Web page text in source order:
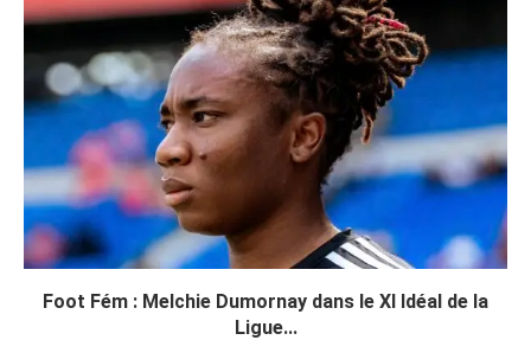
Foot Fém : Melchie Dumornay dans le XI Idéal de la
Ligue...